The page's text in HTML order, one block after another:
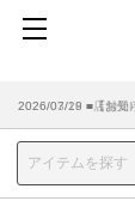
2026/07/29 ■【お知
2026/03/18 ■店舗受